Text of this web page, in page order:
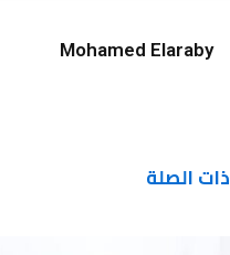
Mohamed Elaraby
ذات الصلة